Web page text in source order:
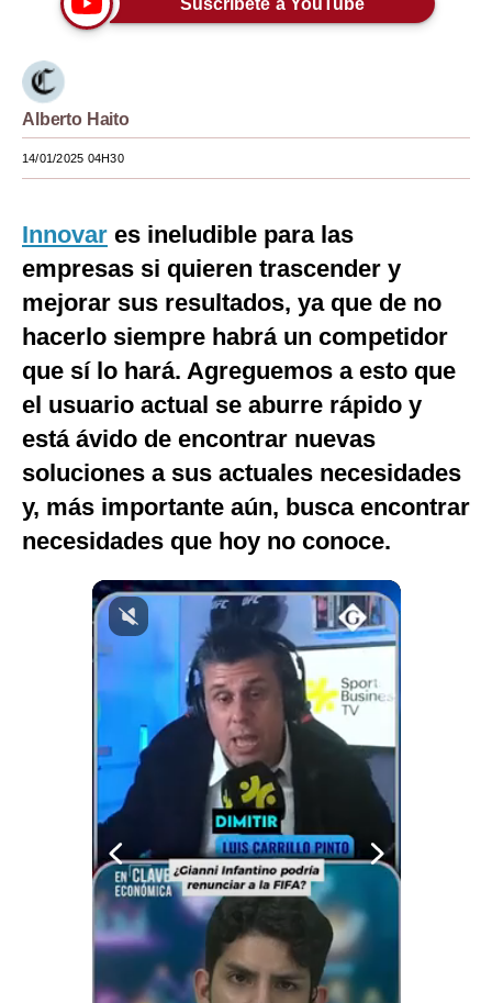
EEUU
México
Tecnología
Club del Suscriptor
Mix
G de Gestión
Notas Contratadas
Podcast
Gestión TV
Fotogalerías
Condiciones
Privacidad
Alberto Haito
14/01/2025 04H30
Innovar es ineludible para las
empresas si quieren trascender y
mejorar sus resultados, ya que de no
hacerlo siempre habrá un competidor
que sí lo hará. Agreguemos a esto que
el usuario actual se aburre rápido y
está ávido de encontrar nuevas
soluciones a sus actuales necesidades
y, más importante aún, busca encontrar
necesidades que hoy no conoce.